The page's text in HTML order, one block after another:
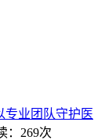
专业团队守护医
：269次